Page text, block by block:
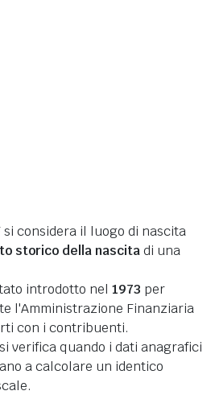
si considera il luogo di nascita
storico della nascitadi una
introdotto nel 1973 per
l'Amministrazione Finanziaria
con i contribuenti.
si verifica quando i dati anagrafici
a calcolare un identico